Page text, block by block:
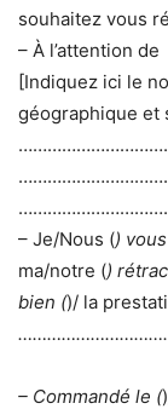
souhaitez vous
– À l’attention de
[Indiquez ici le
géographique et
– Je/Nous ()
ma/notre ()
bien ()/ la
– Commandé le (